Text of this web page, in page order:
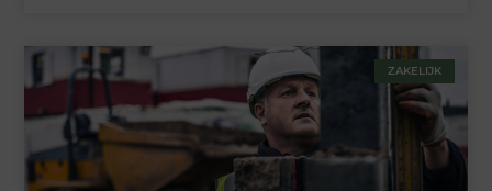
ZAKELIJK